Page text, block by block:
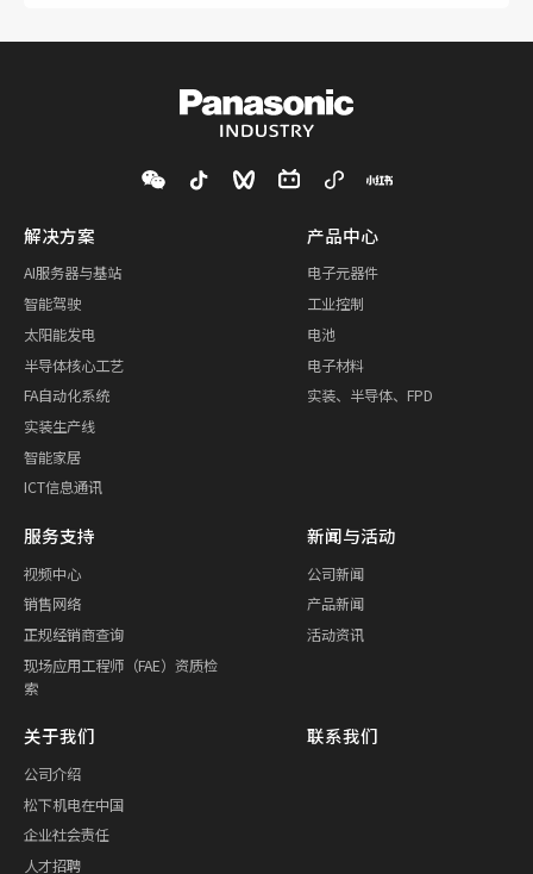
解决方案
AI服务器与基站
智能驾驶
太阳能发电
半导体核心工艺
FA自动化系统
实装生产线
智能家居
ICT信息通讯
产品中心
电子元器件
工业控制
电池
电子材料
实装、半导体、FPD
服务支持
视频中心
销售网络
正规经销商查询
现场应用工程师（FAE）资质检
索
新闻与活动
公司新闻
产品新闻
活动资讯
关于我们
公司介绍
松下机电在中国
企业社会责任
人才招聘
联系我们